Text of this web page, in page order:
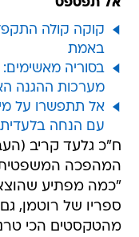
אל תפספס
קוקה קולה
באמת
בסוריה
מערכות ההגנה
אל תתפשרו על
עם הנחה בלעדית
ח"כ גלעד קריב
המהפכה
"כמה מפתיע
ספריו של רוטמן,
מהטקסטים הכי